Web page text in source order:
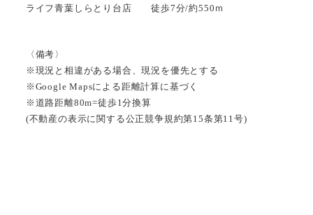
ライフ青葉しらとり台店 徒歩7分/約550ｍ
〈備考〉
※現況と相違がある場合、現況を優先とする
※Google Mapsによる距離計算に基づく
※道路距離80m=徒歩1分換算
(不動産の表示に関する公正競争規約第15条第11号)